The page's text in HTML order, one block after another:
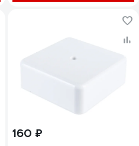
160 ₽